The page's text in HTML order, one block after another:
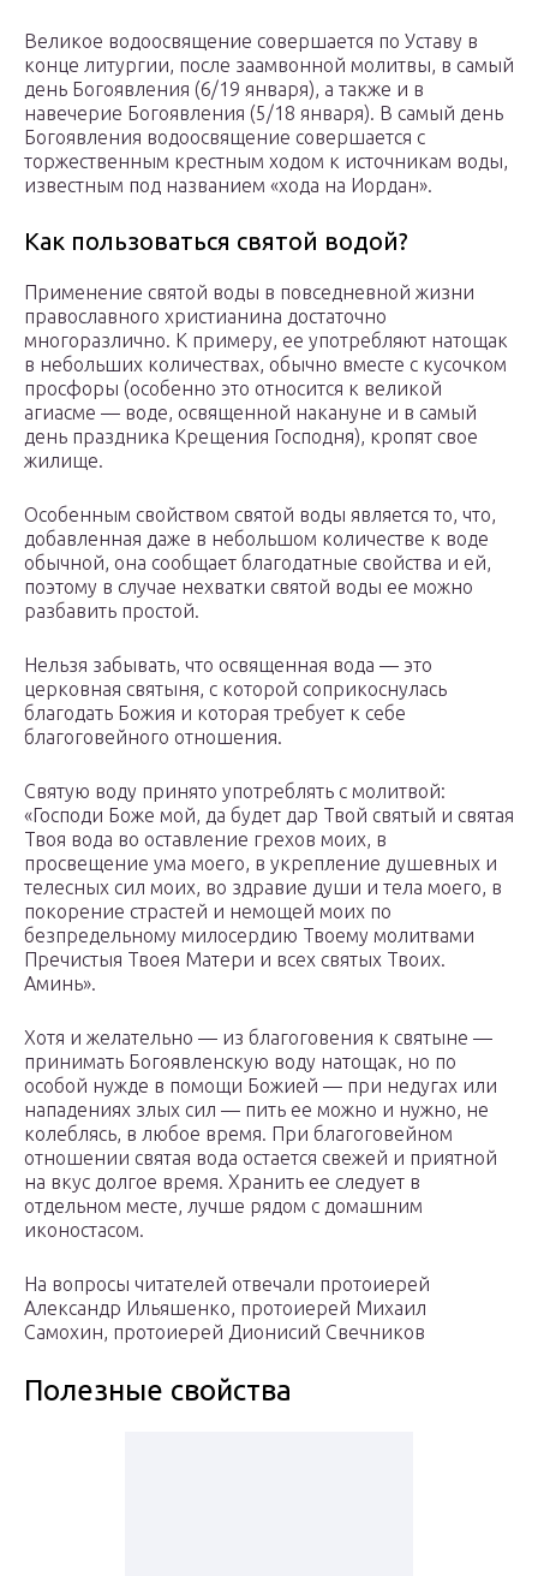
Великое водоосвящение совершается по Уставу в
конце литургии, после заамвонной молитвы, в самый
день Богоявления (6/19 января), а также и в
навечерие Богоявления (5/18 января). В самый день
Богоявления водоосвящение совершается с
торжественным крестным ходом к источникам воды,
известным под названием «хода на Иордан».
Как пользоваться святой водой?
Применение святой воды в повседневной жизни
православного христианина достаточно
многоразлично. К примеру, ее употребляют натощак
в небольших количествах, обычно вместе с кусочком
просфоры (особенно это относится к великой
агиасме — воде, освященной накануне и в самый
день праздника Крещения Господня), кропят свое
жилище.
Особенным свойством святой воды является то, что,
добавленная даже в небольшом количестве к воде
обычной, она сообщает благодатные свойства и ей,
поэтому в случае нехватки святой воды ее можно
разбавить простой.
Нельзя забывать, что освященная вода — это
церковная святыня, с которой соприкоснулась
благодать Божия и которая требует к себе
благоговейного отношения.
Святую воду принято употреблять с молитвой:
«Господи Боже мой, да будет дар Твой святый и святая
Твоя вода во оставление грехов моих, в
просвещение ума моего, в укрепление душевных и
телесных сил моих, во здравие души и тела моего, в
покорение страстей и немощей моих по
безпредельному милосердию Твоему молитвами
Пречистыя Твоея Матери и всех святых Твоих.
Аминь».
Хотя и желательно — из благоговения к святыне —
принимать Богоявленскую воду натощак, но по
особой нужде в помощи Божией — при недугах или
нападениях злых сил — пить ее можно и нужно, не
колеблясь, в любое время. При благоговейном
отношении святая вода остается свежей и приятной
на вкус долгое время. Хранить ее следует в
отдельном месте, лучше рядом с домашним
иконостасом.
На вопросы читателей отвечали протоиерей
Александр Ильяшенко, протоиерей Михаил
Самохин, протоиерей Дионисий Свечников
Полезные свойства